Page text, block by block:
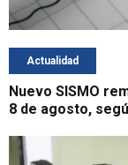
Actualidad
Nuevo SISMO
8 de agosto,